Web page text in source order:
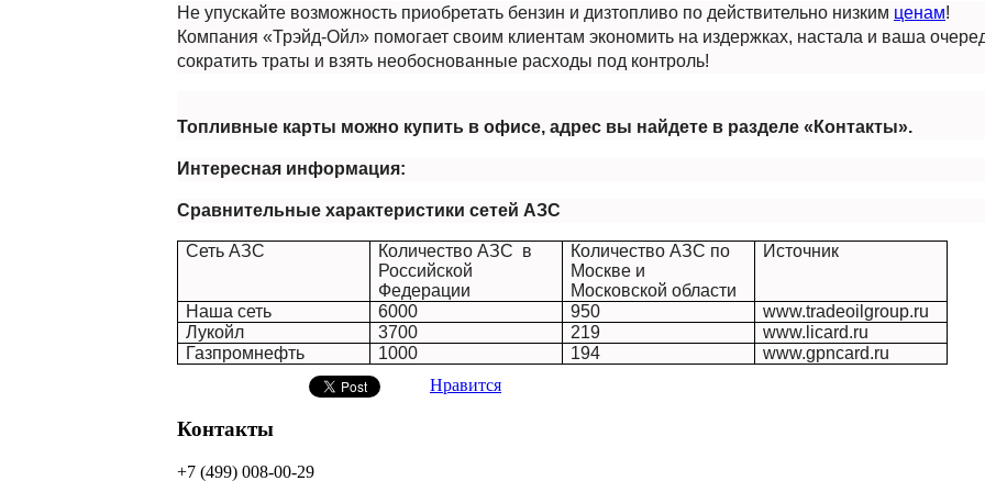
Не упускайте возможность приобретать бензин и дизтопливо по действительно низким ценам!
Компания «Трэйд-Ойл» помогает своим клиентам экономить на издержках, настала и ваша
сократить траты и взять необоснованные расходы под контроль!
Топливные карты можно купить в офисе, адрес вы найдете в разделе «Контакты».
Интересная информация:
Сравнительные характеристики сетей АЗС
Сеть АЗС
Количество АЗС в
Российской
Федерации
Количество АЗС по
Москве и
Московской области
Источник
Наша сеть 6000 950
www.tradeoilgroup.ru
Лукойл
3700 219 www. licard.ru
Газпромнефть
1000 194
www.gpncard.ru
Нравится
Контакты
+7 (499) 008-00-29